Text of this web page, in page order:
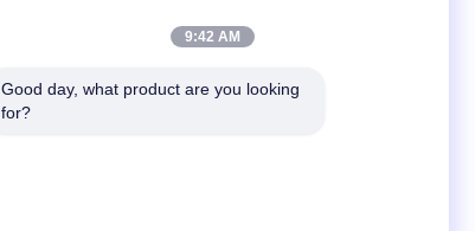
টেলিফোন
9:42 AM
Good day, what product are you looking
for?